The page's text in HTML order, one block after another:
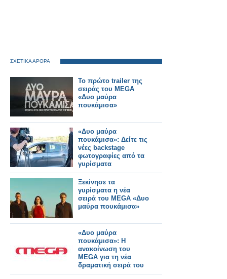
ΣΧΕΤΙΚΑ ΑΡΘΡΑ
Το πρώτο trailer της
σειράς του MEGA
«Δυο μαύρα
πουκάμισα»
«Δυο μαύρα
πουκάμισα»: Δείτε τις
νέες backstage
φωτογραφίες από τα
γυρίσματα
Ξεκίνησε τα
γυρίσματα η νέα
σειρά του MEGA «Δυο
μαύρα πουκάμισα»
«Δυο μαύρα
πουκάμισα»: Η
ανακοίνωση του
MEGA για τη νέα
δραματική σειρά του